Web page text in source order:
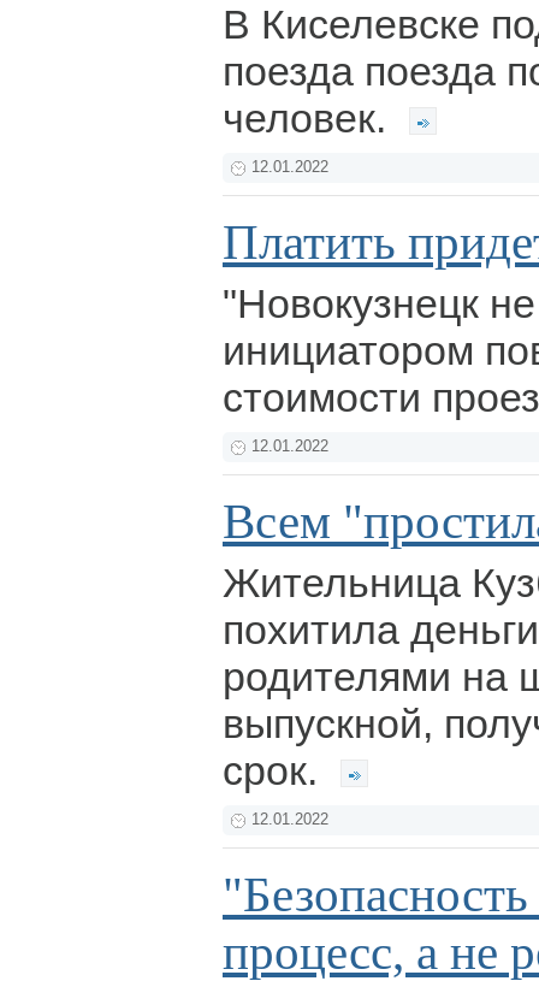
В Киселевске
поезда поезда
человек.
12.01.2022
Платить
"Новокузнецк
инициатором
стоимости
12.01.2022
Всем
Жительница
похитила
родителями на
выпускной,
срок.
12.01.2022
процесс, а не